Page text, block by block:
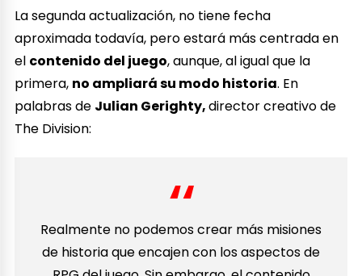
La segunda actualización, no tiene fecha
aproximada todavía, pero estará más centrada en
el contenido del juego, aunque, al igual que la
primera, no ampliará su modo historia. En
palabras de Julian Gerighty,director creativo de
The Division:
Realmente no podemos crear más misiones
de historia que encajen con los aspectos de